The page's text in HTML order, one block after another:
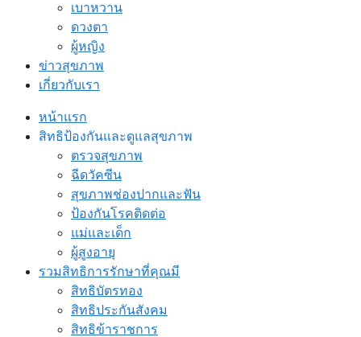
เบาหวาน
ดวงตา
ผู้หญิง
ข่าวสุขภาพ
เกี่ยวกับเรา
หน้าแรก
สิทธิป้องกันและดูแลสุขภาพ
ตรวจสุขภาพ
ฉีดวัคซีน
สุขภาพช่องปากและฟัน
ป้องกันโรคติดต่อ
แม่และเด็ก
ผู้สูงอายุ
รวมสิทธิการรักษาที่คุณมี
สิทธิบัตรทอง
สิทธิประกันสังคม
สิทธิข้าราชการ